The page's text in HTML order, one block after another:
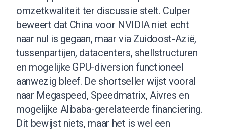
omzetkwaliteit ter discussie stelt. Culper
beweert dat China voor NVIDIA niet echt
naar nul is gegaan, maar via Zuidoost-Azië,
tussenpartijen, datacenters, shellstructuren
en mogelijke GPU-diversion functioneel
aanwezig bleef. De shortseller wijst vooral
naar Megaspeed, Speedmatrix, Aivres en
mogelijke Alibaba-gerelateerde financiering.
Dit bewijst niets, maar het is wel een